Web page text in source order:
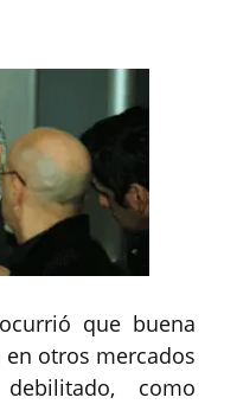
que buena
otros mercados
como